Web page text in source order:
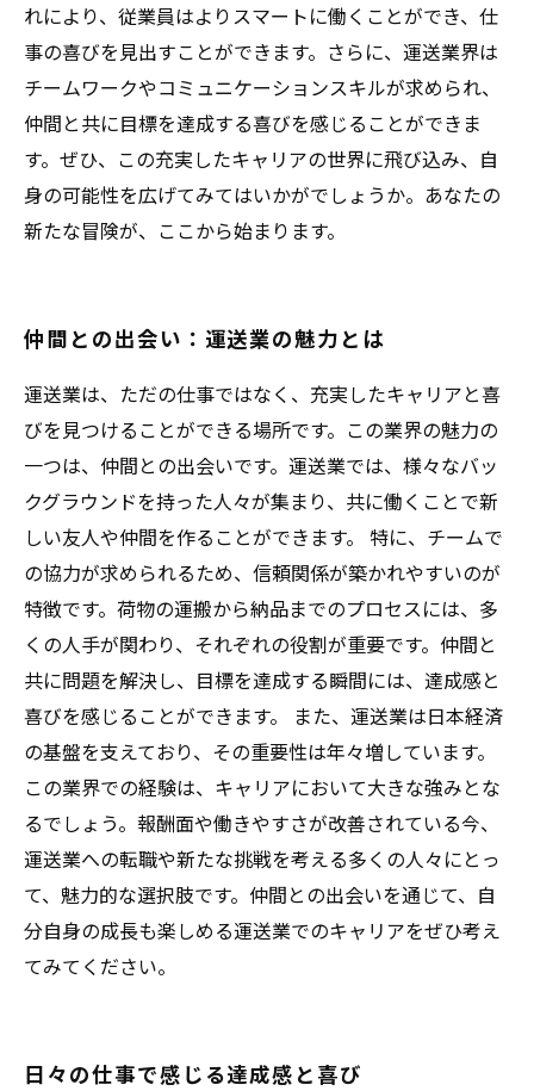
れにより、従業員はよりスマートに働くことができ、仕
事の喜びを見出すことができます。さらに、運送業界は
チームワークやコミュニケーションスキルが求められ、
仲間と共に目標を達成する喜びを感じることができま
す。ぜひ、この充実したキャリアの世界に飛び込み、自
身の可能性を広げてみてはいかがでしょうか。あなたの
新たな冒険が、ここから始まります。
仲間との出会い：運送業の魅力とは
運送業は、ただの仕事ではなく、充実したキャリアと喜
びを見つけることができる場所です。この業界の魅力の
一つは、仲間との出会いです。運送業では、様々なバッ
クグラウンドを持った人々が集まり、共に働くことで新
しい友人や仲間を作ることができます。 特に、チームで
の協力が求められるため、信頼関係が築かれやすいのが
特徴です。荷物の運搬から納品までのプロセスには、多
くの人手が関わり、それぞれの役割が重要です。仲間と
共に問題を解決し、目標を達成する瞬間には、達成感と
喜びを感じることができます。 また、運送業は日本経済
の基盤を支えており、その重要性は年々増しています。
この業界での経験は、キャリアにおいて大きな強みとな
るでしょう。報酬面や働きやすさが改善されている今、
運送業への転職や新たな挑戦を考える多くの人々にとっ
て、魅力的な選択肢です。仲間との出会いを通じて、自
分自身の成長も楽しめる運送業でのキャリアをぜひ考え
てみてください。
日々の仕事で感じる達成感と喜び